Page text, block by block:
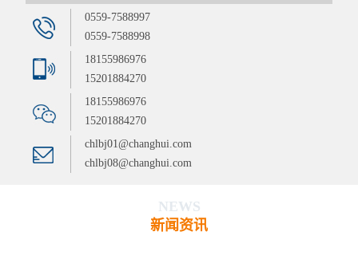
0559-7588997
0559-7588998
18155986976
15201884270
18155986976
15201884270
chlbj01@changhui.com
chlbj08@changhui.com
NEWS
新闻资讯